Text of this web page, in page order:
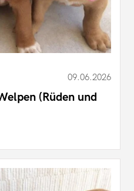
09.06.2026
(Rüden und